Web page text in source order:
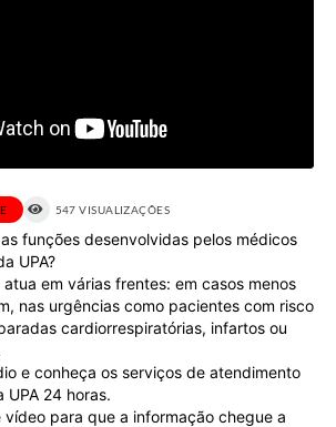
547 VISUALIZAÇÕES
funções desenvolvidas pelos médicos
UPA?
em várias frentes: em casos menos
nas urgências como pacientes com risco
cardiorrespiratórias, infartos ou
e conheça os serviços de atendimento
UPA 24 horas.
vídeo para que a informação chegue a